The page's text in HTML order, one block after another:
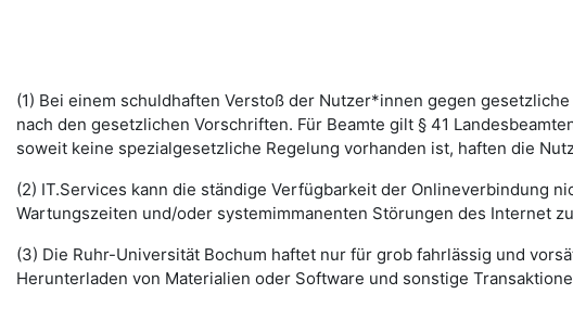
(1) Bei einem schuldhaften Verstoß der Nutzer*innen gegen
nach den gesetzlichen Vorschriften. Für Beamte gilt § 41
soweit keine spezialgesetzliche Regelung vorhanden ist, haften die
(2) IT.Services kann die ständige Verfügbarkeit der Onlineverbindung
Wartungszeiten und/oder systemimmanenten Störungen des Internet
(3) Die Ruhr-Universität Bochum haftet nur für grob fahrlässig und
Herunterladen von Materialien oder Software und sonstige